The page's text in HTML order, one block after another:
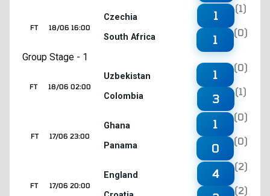
18/06 16:00
FT
Czechia
South Africa
1
(1)
1
(0)
Group Stage - 1
18/06 02:00
FT
Uzbekistan
Colombia
1
(0)
3
(1)
17/06 23:00
FT
Ghana
Panama
1
(0)
0
(0)
17/06 20:00
FT
England
4
(2)
(2)